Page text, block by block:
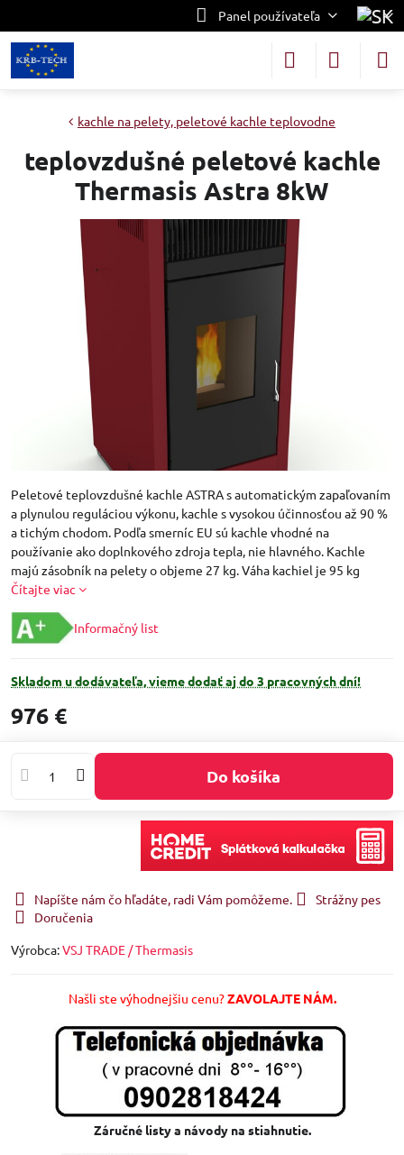
Panel používateľa
kachle na pelety, peletové kachle teplovodne
teplovzdušné peletové kachle
Thermasis Astra 8kW
Peletové teplovzdušné kachle ASTRA s automatickým zapaľovaním
a plynulou reguláciou výkonu, kachle s vysokou účinnosťou až 90 %
a tichým chodom. Podľa smerníc EU sú kachle vhodné na
používanie ako doplnkového zdroja tepla, nie hlavného. Kachle
majú zásobník na pelety o objeme 27 kg. Váha kachiel je 95 kg
Čítajte viac
Informačný list
Skladom u dodávateľa, vieme dodať aj do 3 pracovných dní!
976 €
Do košíka
Napíšte nám čo hľadáte, radi Vám pomôžeme.
Strážny pes
Doručenia
Výrobca:VSJ TRADE / Thermasis
Našli ste výhodnejšiu cenu?ZAVOLAJTE NÁM.
Záručné listy a návody na stiahnutie.